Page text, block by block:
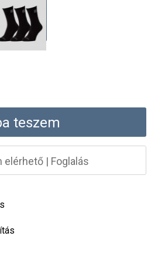
teszem
elérhető| Foglalás